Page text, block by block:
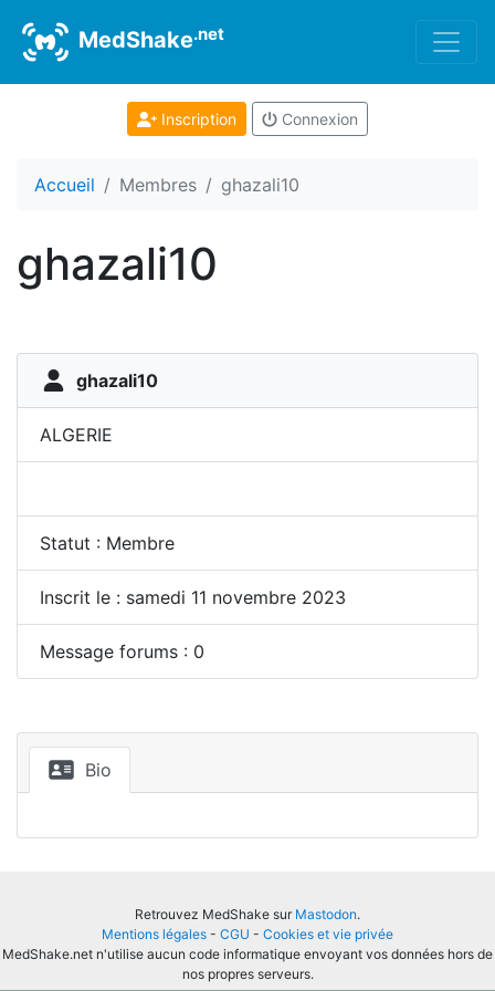
MedShake.net
Inscription Connexion
Accueil Membres ghazali10
ghazali10
ghazali10
ALGERIE
Statut : Membre
Inscrit le : samedi 11 novembre 2023
Message forums : 0
Bio
Retrouvez MedShake sur Mastodon.
Mentions légales - CGU - Cookies et vie privée
MedShake.net n'utilise aucun code informatique envoyant vos données hors de
nos propres serveurs.